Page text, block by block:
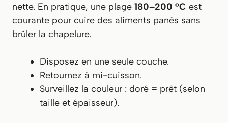
nette. En pratique, une plage 180–200 °C est
courante pour cuire des aliments panés sans
brûler la chapelure.
Disposez en une seule couche.
Retournez à mi-cuisson.
Surveillez la couleur : doré = prêt (selon
taille et épaisseur).